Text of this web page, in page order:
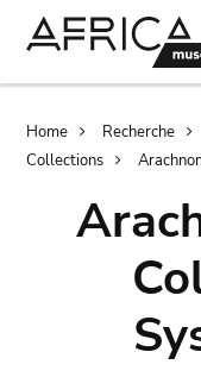
Home Recherche
Collections